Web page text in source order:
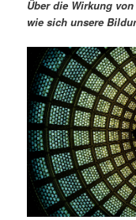
r
e
n
I
n
d
ä
r
e
n
n
a
a
t
i
o
n
Über die Wirkung
wie sich unsere